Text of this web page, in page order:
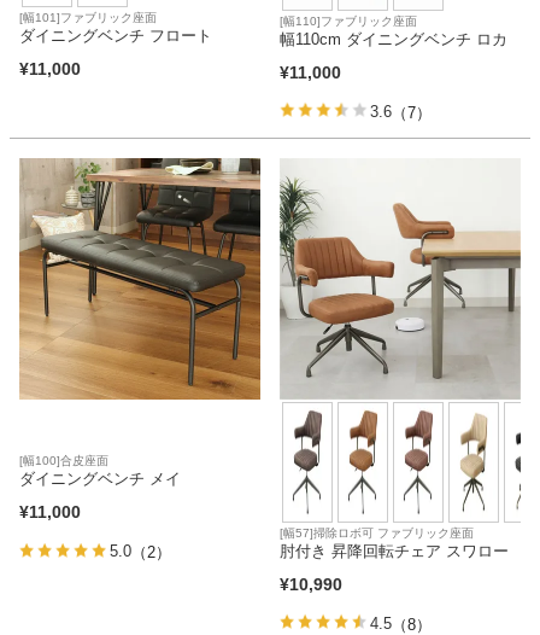
[幅101]ファブリック座面
ダイニングベンチ フロート
¥11,000
[幅110]ファブリック座面
幅110cm ダイニングベンチ ロカ
¥11,000
3.6 （7）
[幅100]合皮座面
ダイニングベンチ メイ
¥11,000
5.0 （2）
[幅57]掃除ロボ可 ファブリック座面
肘付き 昇降回転チェア スワロー
¥10,990
4.5 （8）